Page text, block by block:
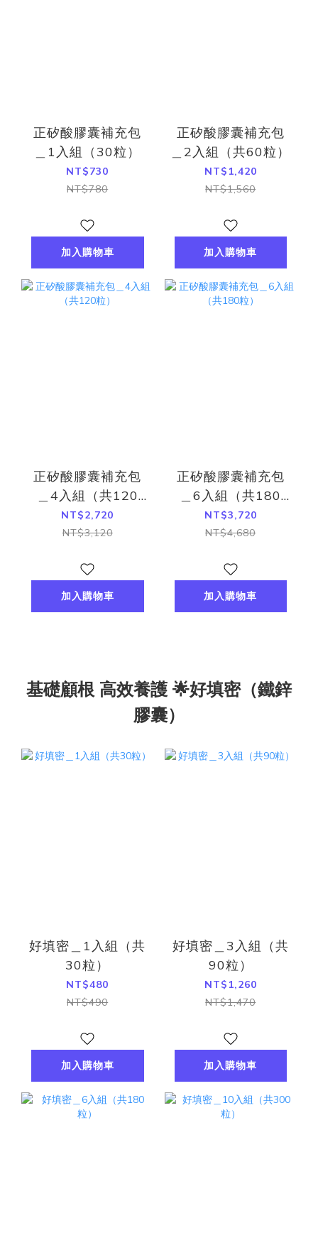
正矽酸膠囊補充包
＿1入組（30粒）
NT$730
NT$780
加入購物車
正矽酸膠囊補充包
＿2入組（共60粒）
NT$1,420
NT$1,560
加入購物車
正矽酸膠囊補充包
＿4入組（共120
粒）
NT$2,720
NT$3,120
加入購物車
正矽酸膠囊補充包
＿6入組（共180
粒）
NT$3,720
NT$4,680
加入購物車
基礎顧根 高效養護 🌟好填密（鐵鋅
膠囊）
好填密＿1入組（共
30粒）
NT$480
NT$490
加入購物車
好填密＿3入組（共
90粒）
NT$1,260
NT$1,470
加入購物車